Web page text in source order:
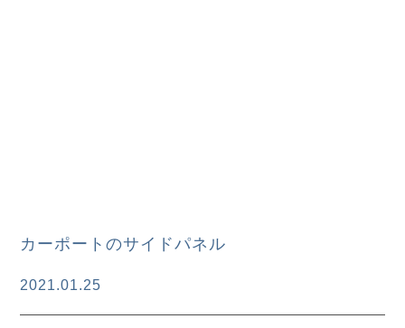
カーポートのサイドパネル
2021.01.25